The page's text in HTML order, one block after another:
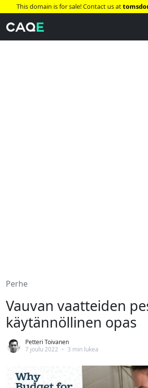
This domain is for sale! Contact us at
Perhe
Vauvan vaatteiden
käytännöllinen opas
Petteri Toivanen
7 joulu 2022 • 3 min lukea